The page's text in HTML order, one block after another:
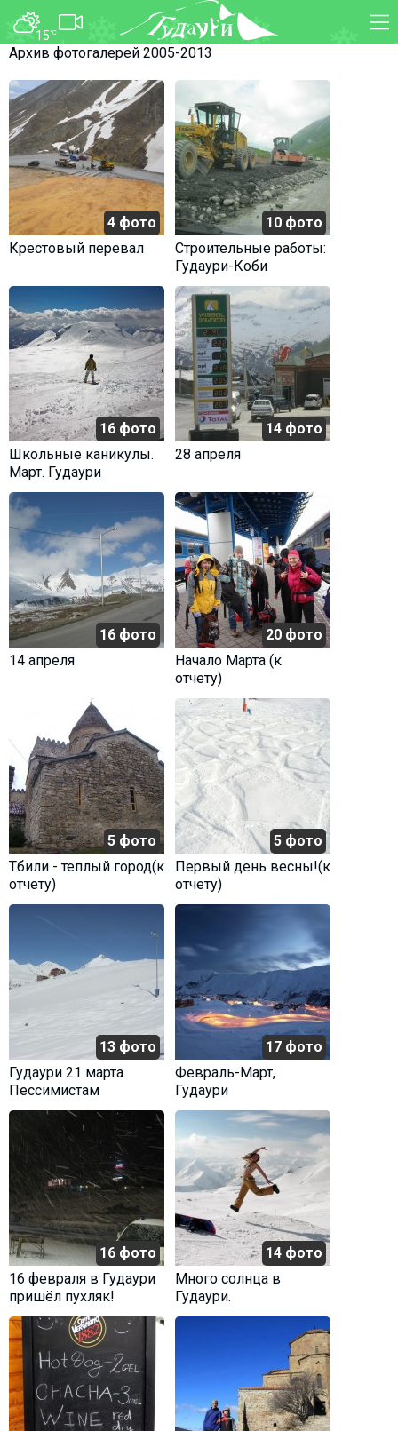
15°C
Архив фотогалерей 2005-2013
4 фото
Крестовый перевал
10 фото
Строительные работы:
Гудаури-Коби
16 фото
Школьные каникулы.
Март. Гудаури
14 фото
28 апреля
16 фото
14 апреля
20 фото
Начало Марта (к
отчету)
5 фото
Тбили - теплый город(к
отчету)
5 фото
Первый день весны!(к
отчету)
13 фото
Гудаури 21 марта.
Пессимистам
посвящается
17 фото
Февраль-Март,
Гудаури
16 фото
16 февраля в Гудаури
пришёл пухляк!
14 фото
Много солнца в
Гудаури.
Февраль-2013.
ФОРУМ
ТРАНСФЕР
О курорте
Схема трасс
Ски-пасс
Инструкторы
Прокат
Ски-сервис
Дети в Гудаури
Развлечения
Календарь событий
Телеграм-канал
Гудаури
INFO
ПРОЖИВАНИЕ
Квартиры
Коттеджи
Отели
% Горячие предложения
Долгосрочная аренда
Казбеги
ГРУЗИЯ
О Грузии
Визы и Документы
Что пить?
Деньги
Мобильная связь